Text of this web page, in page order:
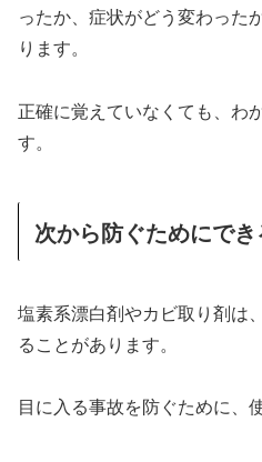
ったか、症状がどう変わった
ります。
正確に覚えていなくても、わ
す。
次から防ぐためにでき
塩素系漂白剤やカビ取り剤は
ることがあります。
目に入る事故を防ぐために、